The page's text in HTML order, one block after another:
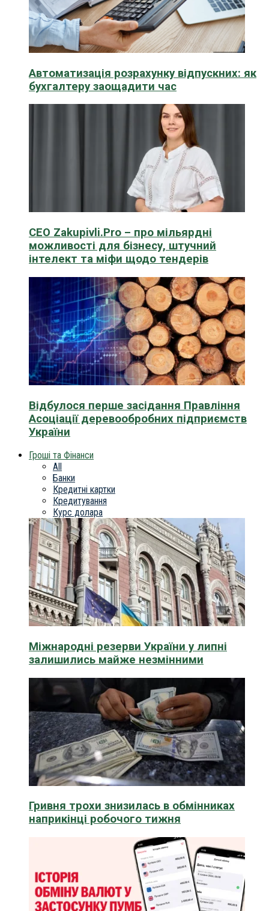
Автоматизація розрахунку відпускних: як
бухгалтеру заощадити час
CEO Zakupivli.Pro – про мільярдні
можливості для бізнесу, штучний
інтелект та міфи щодо тендерів
Відбулося перше засідання Правління
Асоціації деревообробних підприємств
України
Гроші та Фінанси
All
Банки
Кредитні картки
Кредитування
Курс долара
Міжнародні резерви України у липні
залишились майже незмінними
Гривня трохи знизилась в обмінниках
наприкінці робочого тижня